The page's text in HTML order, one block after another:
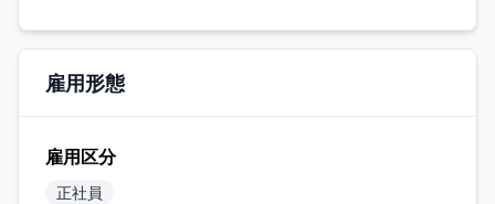
雇用形態
雇用区分
正社員